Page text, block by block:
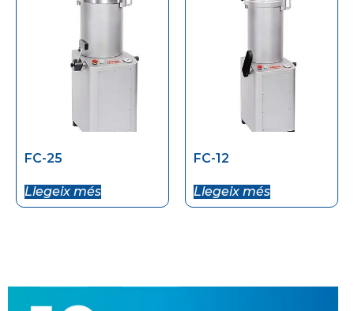
FC-25
Llegeix més
FC-12
Llegeix més